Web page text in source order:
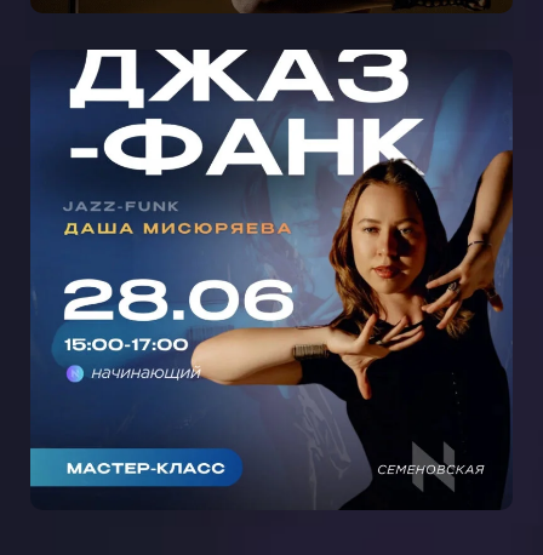
МАСТЕР-КЛАСС ДЖАЗ-ФАНК С
ДАШЕЙ МИСЮРЯЕВОЙ НА
СЕМЕНОВСКОЙ